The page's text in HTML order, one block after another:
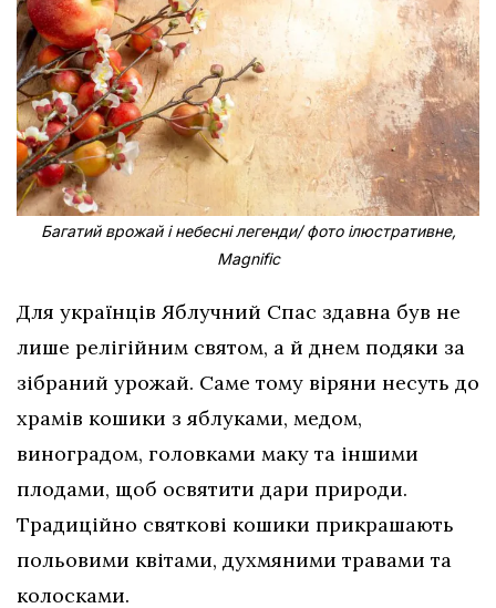
Багатий врожай і небесні легенди/ фото ілюстративне,
Magnific
Для українців Яблучний Спас здавна був не
лише релігійним святом, а й днем подяки за
зібраний урожай. Саме тому віряни несуть до
храмів кошики з яблуками, медом,
виноградом, головками маку та іншими
плодами, щоб освятити дари природи.
Традиційно святкові кошики прикрашають
польовими квітами, духмяними травами та
колосками.